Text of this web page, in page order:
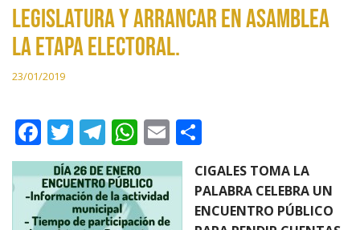
LEGISLATURA Y ARRANCAR EN ASAMBLEA
LA ETAPA ELECTORAL.
23/01/2019
F
ac
e
b
T
w
itt
er
T
el
e
gr
W
h
at
s
E
m
ai
o
m
p
CIGALES TOMA LA
PALABRA CELEBRA UN
ENCUENTRO PÚBLICO